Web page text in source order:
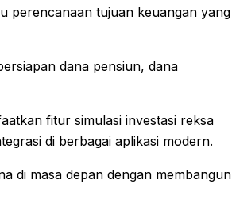
perencanaan tujuan keuangan yang
dana pensiun, dana
fitur simulasi investasi reksa
di berbagai aplikasi modern.
di masa depan dengan membangun